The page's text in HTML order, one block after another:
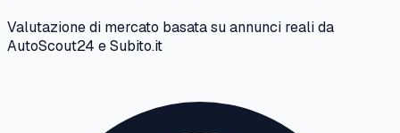
Valutazione di mercato basata su annunci reali da
AutoScout24 e Subito.it